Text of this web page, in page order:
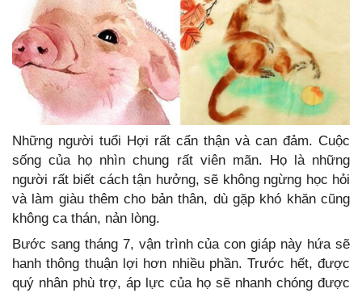
Những người tuổi Hợi rất cẩn thận và can đảm. Cuộc
sống của họ nhìn chung rất viên mãn. Họ là những
người rất biết cách tận hưởng, sẽ không ngừng học hỏi
và làm giàu thêm cho bản thân, dù gặp khó khăn cũng
không ca thán, nản lòng.
Bước sang tháng 7, vận trình của con giáp này hứa sẽ
hanh thông thuận lợi hơn nhiều phần. Trước hết, được
quý nhân phù trợ, áp lực của họ sẽ nhanh chóng được